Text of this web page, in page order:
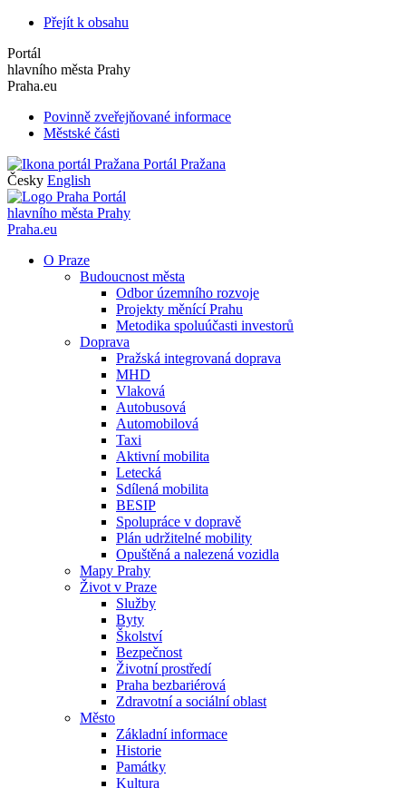
Přejít k obsahu
Portál
hlavního města Prahy
Praha.eu
Povinně zveřejňované informace
Městské části
Portál Pražana
Česky English
Portál
hlavního města Prahy
Praha.eu
O Praze
Budoucnost města
Odbor územního rozvoje
Projekty měnící Prahu
Metodika spoluúčasti investorů
Doprava
Pražská integrovaná doprava
MHD
Vlaková
Autobusová
Automobilová
Taxi
Aktivní mobilita
Letecká
Sdílená mobilita
BESIP
Spolupráce v dopravě
Plán udržitelné mobility
Opuštěná a nalezená vozidla
Mapy Prahy
Život v Praze
Služby
Byty
Školství
Bezpečnost
Životní prostředí
Praha bezbariérová
Zdravotní a sociální oblast
Město
Základní informace
Historie
Památky
Kultura